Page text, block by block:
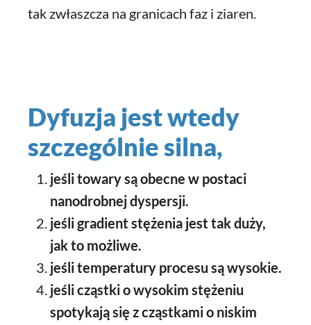
tak zwłaszcza na granicach faz i ziaren.
Dyfuzja jest wtedy
szczególnie silna,
jeśli towary są obecne w postaci
nanodrobnej dyspersji.
jeśli gradient stężenia jest tak duży,
jak to możliwe.
jeśli temperatury procesu są wysokie.
jeśli cząstki o wysokim stężeniu
spotykają się z cząstkami o niskim